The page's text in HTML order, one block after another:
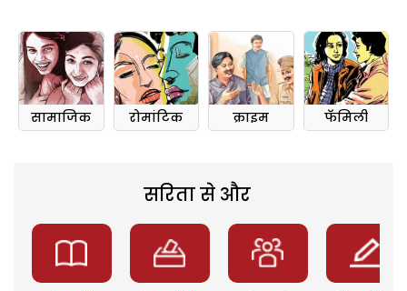
सामाजिक रोमांटिक क्राइम फॅमिली
सरिता से और